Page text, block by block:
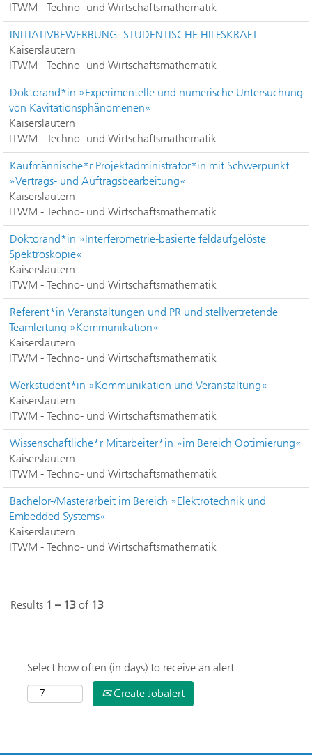
ITWM - Techno- und Wirtschaftsmathematik
INITIATIVBEWERBUNG: STUDENTISCHE HILFSKRAFT
Kaiserslautern
ITWM - Techno- und Wirtschaftsmathematik
Doktorand*in »Experimentelle und numerische Untersuchung
von Kavitationsphänomenen«
Kaiserslautern
ITWM - Techno- und Wirtschaftsmathematik
Kaufmännische*r Projektadministrator*in mit Schwerpunkt
»Vertrags- und Auftragsbearbeitung«
Kaiserslautern
ITWM - Techno- und Wirtschaftsmathematik
Doktorand*in »Interferometrie-basierte feldaufgelöste
Spektroskopie«
Kaiserslautern
ITWM - Techno- und Wirtschaftsmathematik
Referent*in Veranstaltungen und PR und stellvertretende
Teamleitung »Kommunikation«
Kaiserslautern
ITWM - Techno- und Wirtschaftsmathematik
Werkstudent*in »Kommunikation und Veranstaltung«
Kaiserslautern
ITWM - Techno- und Wirtschaftsmathematik
Wissenschaftliche*r Mitarbeiter*in »im Bereich Optimierung«
Kaiserslautern
ITWM - Techno- und Wirtschaftsmathematik
Bachelor-/Masterarbeit im Bereich »Elektrotechnik und
Embedded Systems«
Kaiserslautern
ITWM - Techno- und Wirtschaftsmathematik
Results 1 – 13 of 13
Select how often (in days) to receive an alert:
Create Jobalert